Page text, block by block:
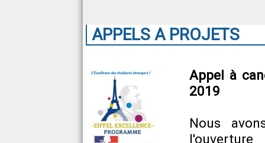
APPELS A PROJETS
Appel à
2019
Nous